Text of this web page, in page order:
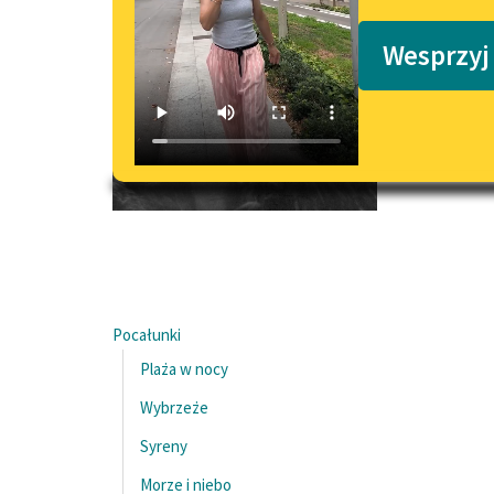
Pocałunki
Plaża w nocy
Wybrzeże
Syreny
Morze i niebo